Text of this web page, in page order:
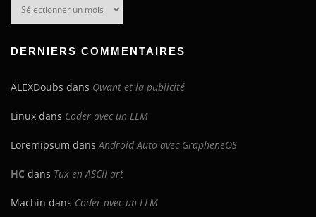
DERNIERS COMMENTAIRES
ALEXDoubs dans Qwant et la publicité
Linux dans Coder avec un LLM
Loremipsum dansAndroid Auto avec GrapheneOS
HC dans Tux en ASCII art
Machin dans Coder avec un LLM